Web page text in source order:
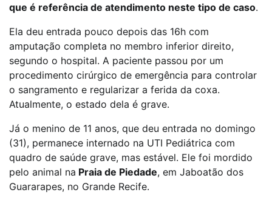
que é referência de atendimento neste tipo de caso.
Ela deu entrada pouco depois das 16h com
amputação completa no membro inferior direito,
segundo o hospital. A paciente passou por um
procedimento cirúrgico de emergência para controlar
o sangramento e regularizar a ferida da coxa.
Atualmente, o estado dela é grave.
Já o menino de 11 anos, que deu entrada no domingo
(31), permanece internado na UTI Pediátrica com
quadro de saúde grave, mas estável. Ele foi mordido
pelo animal na Praia de Piedade, em Jaboatão dos
Guararapes, no Grande Recife.